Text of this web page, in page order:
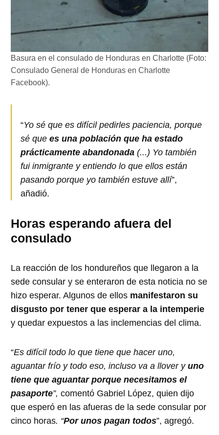
Basura en el consulado de Honduras en Charlotte (Foto:
Consulado General de Honduras en Charlotte
Facebook).
“Yo sé que es difícil pedirles paciencia, porque
sé quees una población que ha estado
prácticamente abandonada (...) Yo también
fui inmigrante y entiendo lo que ellos están
pasando porque yo también estuve allí”,
añadió.
Horas esperando afuera del
consulado
La reacción de los hondureños que llegaron a la
sede consular y se enteraron de esta noticia no se
hizo esperar. Algunos de ellos manifestaron su
disgusto por tener que esperar a la intemperie
y quedar expuestos a las inclemencias del clima.
“Es difícil todo lo que tiene que hacer uno,
aguantar frío y todo eso, incluso va a llover yuno
tiene que aguantar porque necesitamos el
pasaporte”,comentó Gabriel López, quien dijo
que esperó en las afueras de la sede consular por
cinco horas. “Por unos pagan todos”, agregó.